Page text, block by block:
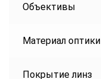
Объективы
Материал оптики
Покрытие линз